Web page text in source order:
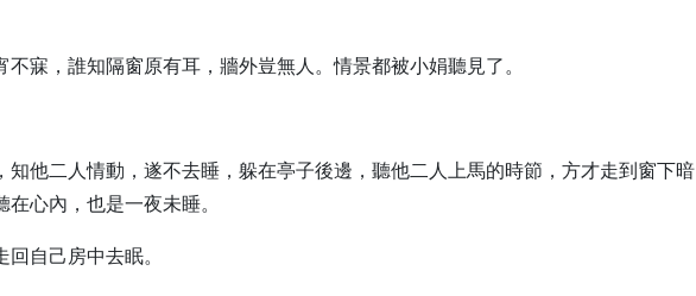
不寐，誰知隔窗原有耳，牆外豈無人。情景都被小娟聽見了。
知他二人情動，遂不去睡，躲在亭子後邊，聽他二人上馬的時節，方才走到窗下暗
心內，也是一夜未睡。
自己房中去眠。